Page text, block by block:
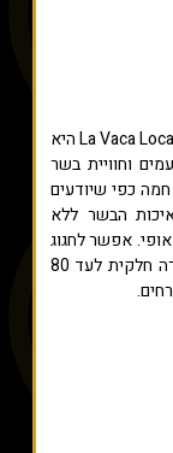
לה ואקה לוקה La Vaca Loca היא
וחוויית בשר
חמה כפי שיודעים
הבשר ללא
אפשר לחגוג
בסגירה מלאה אירועים לעד 120 אורחים; בסגירה חלקית לעד 80